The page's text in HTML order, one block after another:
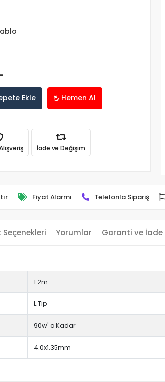
Ekle Hemen Al
İade ve Değişim
Fiyat Alarmı Telefonla Sipariş
Seçenekleri Yorumlar Garanti ve İade
1.2m
L Tip
90w' a Kadar
4.0x1.35mm